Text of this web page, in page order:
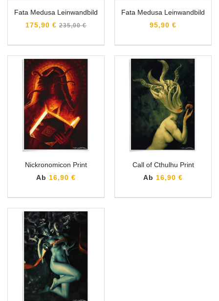
Fata Medusa Leinwandbild
175,90 € Normaler
235,00 €
Fata Medusa Leinwandbild
95,90 €
Nickronomicon Print
Ab 16,90 €
Call of Cthulhu Print
Ab 16,90 €